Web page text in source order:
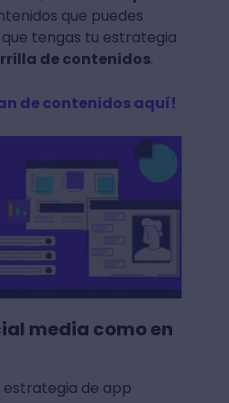
que puedes
tengas tu estrategia
de contenidos.
de contenidos aquí!
media como en
de app